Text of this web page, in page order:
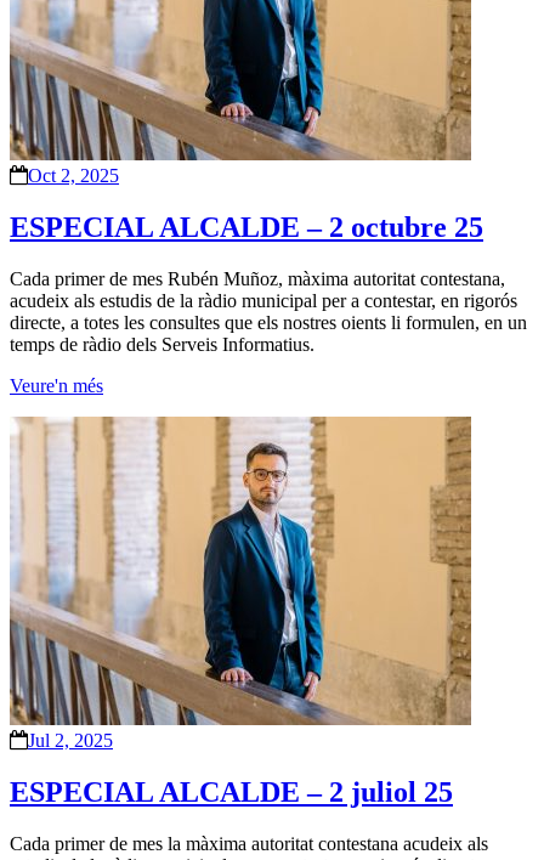
Oct 2, 2025
ESPECIAL ALCALDE – 2 octubre 25
Cada primer de mes Rubén Muñoz, màxima autoritat contestana,
acudeix als estudis de la ràdio municipal per a contestar, en rigorós
directe, a totes les consultes que els nostres oients li formulen, en un
temps de ràdio dels Serveis Informatius.
Veure'n més
Jul 2, 2025
ESPECIAL ALCALDE – 2 juliol 25
Cada primer de mes la màxima autoritat contestana acudeix als